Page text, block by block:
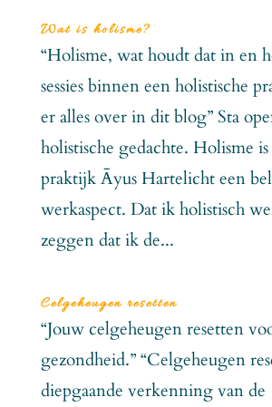
Wat is holisme?
“Holisme, wat houdt dat in en
sessies binnen een holistische
er alles over in dit blog” Sta
holistische gedachte. Holisme
praktijk Āyus Hartelicht een
werkaspect. Dat ik holistisch
zeggen dat ik de...
Celgeheugen resetten
“Jouw celgeheugen resetten
gezondheid.” “Celgeheugen
diepgaande verkenning van de